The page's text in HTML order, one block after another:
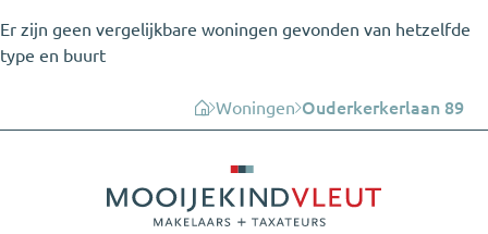
Er zijn geen vergelijkbare woningen gevonden van hetzelfde
type en buurt
Woningen Ouderkerkerlaan 89